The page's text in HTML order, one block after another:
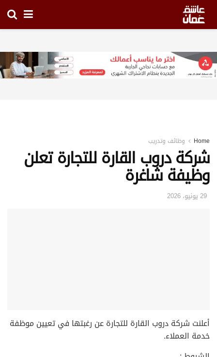
Home وظائف وتدريب
شركة دروب القارة للتجارة تعلن
وظيفة شاغرة
29 يونيو، 2026
أعلنت شركة دروب القارة للتجارة عن رغبتها في تعيين موظفة
خدمة العملاء.